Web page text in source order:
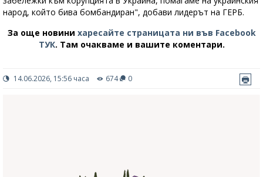
народ, който бива бомбандиран", добави лидерът на ГЕРБ.
За още новини харесайте страницата ни във Facebook
ТУК. Там очакваме и вашите коментари.
14.06.2026, 15:56 часа 674 0